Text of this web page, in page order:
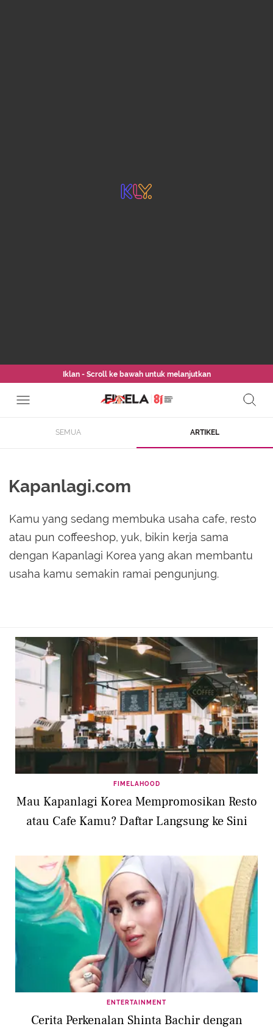
Iklan - Scroll ke bawah untuk melanjutkan
SEMUA ARTIKEL
Kapanlagi.com
Kamu yang sedang membuka usaha cafe, resto
atau pun coffeeshop, yuk, bikin kerja sama
dengan Kapanlagi Korea yang akan membantu
usaha kamu semakin ramai pengunjung.
FIMELAHOOD
Mau Kapanlagi Korea Mempromosikan Resto
atau Cafe Kamu? Daftar Langsung ke Sini
ENTERTAINMENT
Cerita Perkenalan Shinta Bachir dengan